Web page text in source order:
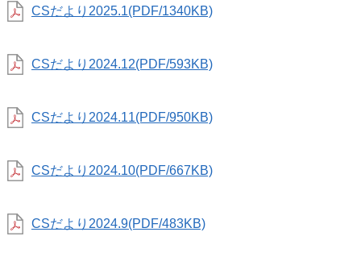
CSだより2025.1(PDF/1340KB)
CSだより2024.12(PDF/593KB)
CSだより2024.11(PDF/950KB)
CSだより2024.10(PDF/667KB)
CSだより2024.9(PDF/483KB)